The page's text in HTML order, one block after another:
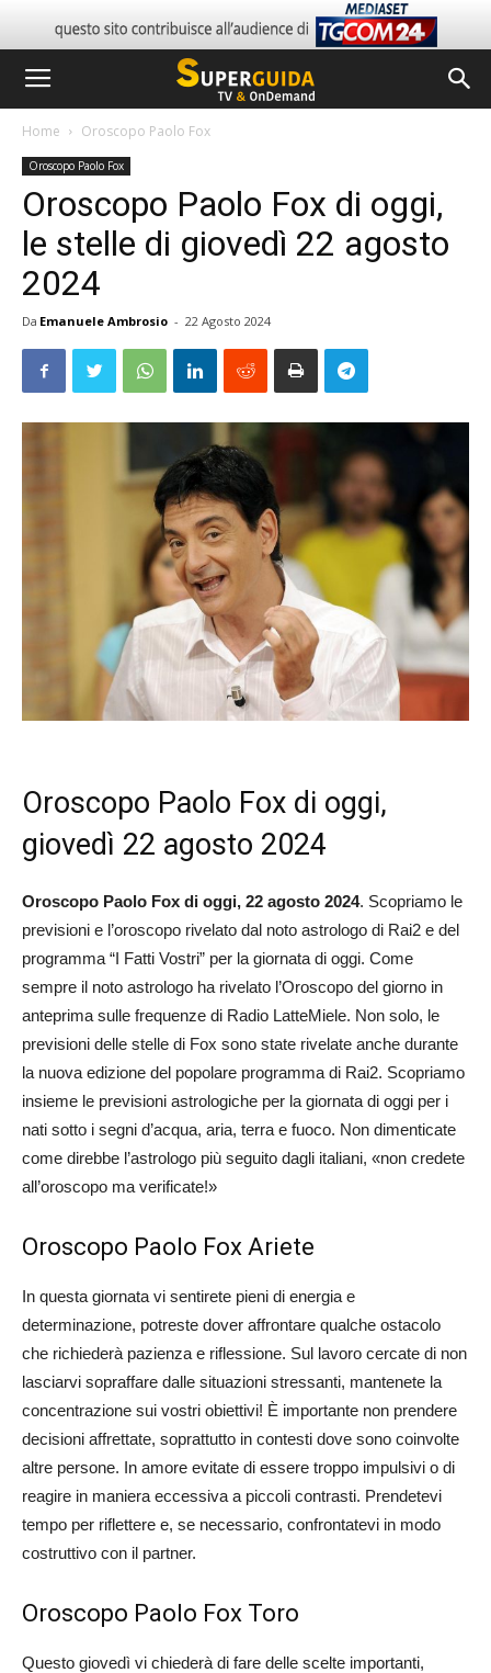
Home Oroscopo Paolo Fox
Oroscopo Paolo Fox
Oroscopo Paolo Fox di oggi,
le stelle di giovedì 22 agosto
2024
Da Emanuele Ambrosio - 22 Agosto 2024
Oroscopo Paolo Fox di oggi,
giovedì 22 agosto 2024
Oroscopo Paolo Fox di oggi, 22 agosto 2024. Scopriamo le
previsioni e l’oroscopo rivelato dal noto astrologo di Rai2 e del
programma “I Fatti Vostri” per la giornata di oggi. Come
sempre il noto astrologo ha rivelato l’Oroscopo del giorno in
anteprima sulle frequenze di Radio LatteMiele. Non solo, le
previsioni delle stelle di Fox sono state rivelate anche durante
la nuova edizione del popolare programma di Rai2. Scopriamo
insieme le previsioni astrologiche per la giornata di oggi per i
nati sotto i segni d’acqua, aria, terra e fuoco. Non dimenticate
come direbbe l’astrologo più seguito dagli italiani, «non credete
all’oroscopo ma verificate!»
Oroscopo Paolo Fox Ariete
In questa giornata vi sentirete pieni di energia e
determinazione, potreste dover affrontare qualche ostacolo
che richiederà pazienza e riflessione. Sul lavoro cercate di non
lasciarvi sopraffare dalle situazioni stressanti, mantenete la
concentrazione sui vostri obiettivi! È importante non prendere
decisioni affrettate, soprattutto in contesti dove sono coinvolte
altre persone. In amore evitate di essere troppo impulsivi o di
reagire in maniera eccessiva a piccoli contrasti. Prendetevi
tempo per riflettere e, se necessario, confrontatevi in modo
costruttivo con il partner.
Oroscopo Paolo Fox Toro
Questo giovedì vi chiederà di fare delle scelte importanti,